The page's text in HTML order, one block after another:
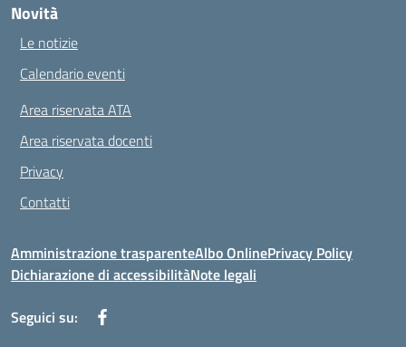
Novità
Le notizie
Calendario eventi
Area riservata ATA
Area riservata docenti
Privacy
Contatti
Amministrazione trasparenteAlbo OnlinePrivacy Policy
Dichiarazione di accessibilitàNote legali
Seguici su: